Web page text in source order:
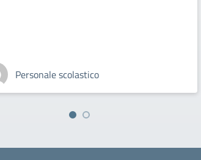
Personale scolastico